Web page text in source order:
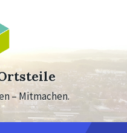
– Mitmachen.